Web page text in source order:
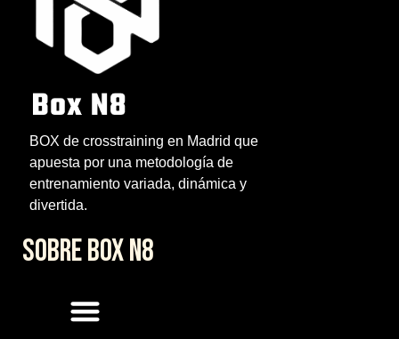
BOX de crosstraining en Madrid que
apuesta por una metodología de
entrenamiento variada, dinámica y
divertida.
SOBRE BOX N8